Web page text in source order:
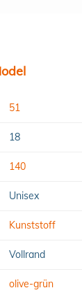
51
18
140
Unisex
Kunststoff
Vollrand
olive-grün